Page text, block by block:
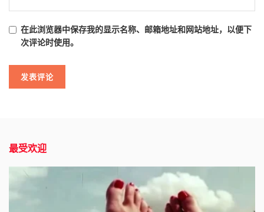
在此浏览器中保存我的显示名称、邮箱地址和网站地址，以便下
次评论时使用。
最受欢迎